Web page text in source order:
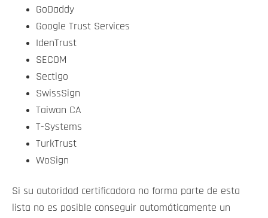
GoDaddy
Google Trust Services
IdenTrust
SECOM
Sectigo
SwissSign
Taiwan CA
T-Systems
TurkTrust
WoSign
Si su autoridad certificadora no forma parte de esta
lista no es posible conseguir automáticamente un